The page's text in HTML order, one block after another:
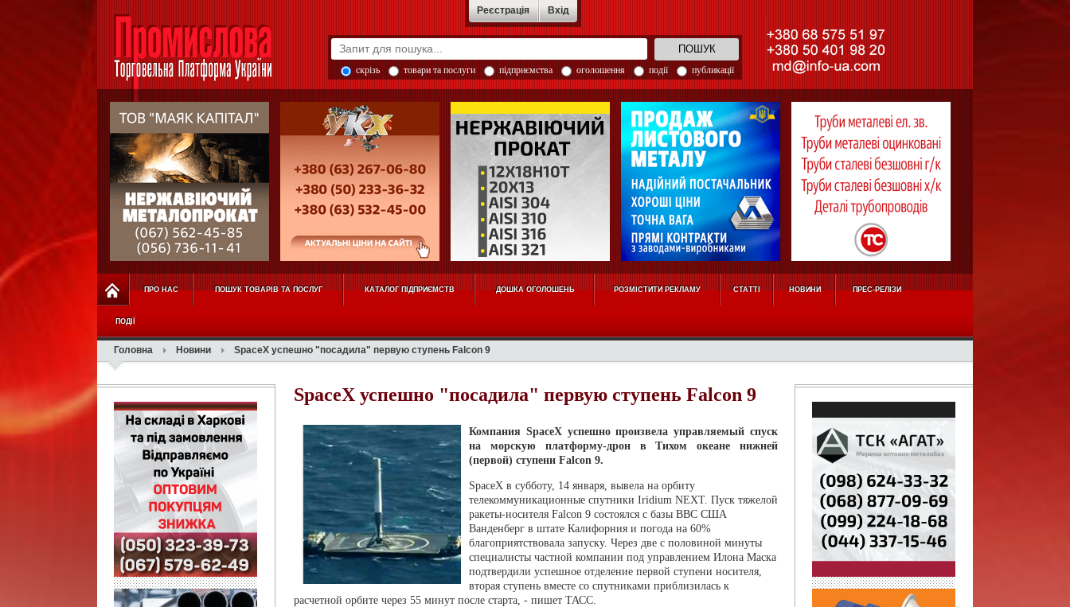
Реєстрація Вхід
скрізь товари та послуги підприємства оголошення події публикації
ПРО НАС ПОШУК ТОВАРІВ ТА ПОСЛУГ КАТАЛОГ ПІДПРИЄМСТВ ДОШКА ОГОЛОШЕНЬ РОЗМІСТИТИ РЕКЛАМУ СТАТТІ НОВИНИ ПРЕС-РЕЛІЗИ
ПОДІЇ
Головна Новини SpaceX успешно "посадила" первую ступень Falcon 9
SpaceX успешно "посадила" первую ступень Falcon 9
Компания SpaceX успешно произвела управляемый спуск
на морскую платформу-дрон в Тихом океане нижней
(первой) ступени Falcon 9.
SpaceX в субботу, 14 января, вывела на орбиту
телекоммуникационные спутники Iridium NEXT. Пуск тяжелой
ракеты-носителя Falcon 9 состоялся с базы ВВС США
Ванденберг в штате Калифорния и погода на 60%
благоприятствовала запуску. Через две с половиной минуты
специалисты частной компании под управлением Илона Маска
подтвердили успешное отделение первой ступени носителя,
вторая ступень вместе со спутниками приблизилась к
расчетной орбите через 55 минут после старта, - пишет ТАСС.